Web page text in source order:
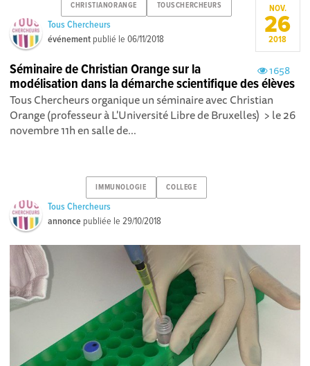
CHRISTIANORANGE TOUSCHERCHEURS
Tous Chercheurs
événement publié le06/11/2018
NOV.
26
2018
1658
Séminaire de Christian Orange sur la
modélisation dans la démarche scientifique des élèves
Tous Chercheurs organique un séminaire avec Christian
Orange (professeur à L'Université Libre de Bruxelles) > le 26
novembre 11h en salle de...
IMMUNOLOGIE COLLEGE
Tous Chercheurs
annonce publiée le29/10/2018